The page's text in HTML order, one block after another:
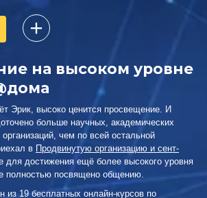
на высоком уровне
Эрик, высоко ценится просвещение. И
больше научных, академических
чем по всей остальной
в Продвинутую организацию и сент-
для достижения ещё более высокого уровня
полностью посвящено общению.
из 19 бесплатных онлайн-курсов по